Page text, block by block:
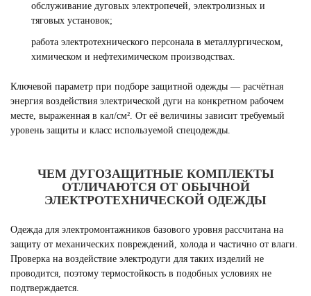
обслуживание дуговых электропечей, электролизных и
тяговых установок;
работа электротехнического персонала в металлургическом,
химическом и нефтехимическом производствах.
Ключевой параметр при подборе защитной одежды — расчётная
энергия воздействия электрической дуги на конкретном рабочем
месте, выраженная в кал/см². От её величины зависит требуемый
уровень защиты и класс используемой спецодежды.
ЧЕМ ДУГОЗАЩИТНЫЕ КОМПЛЕКТЫ
ОТЛИЧАЮТСЯ ОТ ОБЫЧНОЙ
ЭЛЕКТРОТЕХНИЧЕСКОЙ ОДЕЖДЫ
Одежда для электромонтажников базового уровня рассчитана на
защиту от механических повреждений, холода и частично от влаги.
Проверка на воздействие электродуги для таких изделий не
проводится, поэтому термостойкость в подобных условиях не
подтверждается.